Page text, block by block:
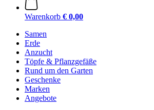
Warenkorb € 0,00
Samen
Erde
Anzucht
Töpfe & Pflanzgefäße
Rund um den Garten
Geschenke
Marken
Angebote